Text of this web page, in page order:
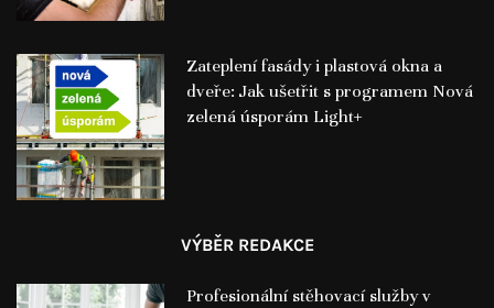
Zateplení fasády i plastová okna a
dveře: Jak ušetřit s programem Nová
zelená úsporám Light+
VÝBĚR REDAKCE
Profesionální stěhovací služby v